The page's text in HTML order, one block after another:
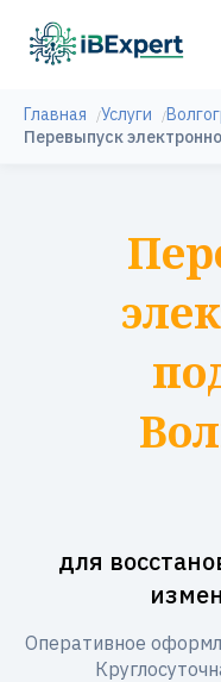
Главная Услуги
Перевыпуск
для
Оперативное